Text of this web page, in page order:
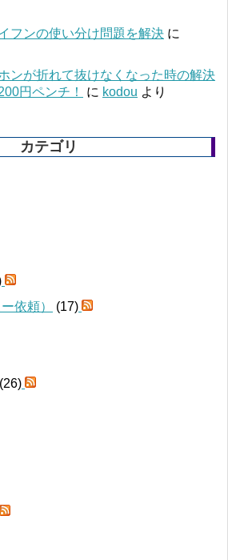
フンの使い分け問題を解決 に
ンが折れて抜けなくなった時の解決
円ペンチ！
に kodou より
カテゴリ
依頼）
(17)
(26)